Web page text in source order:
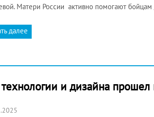
Матери России активно помогают
далее
и дизайна